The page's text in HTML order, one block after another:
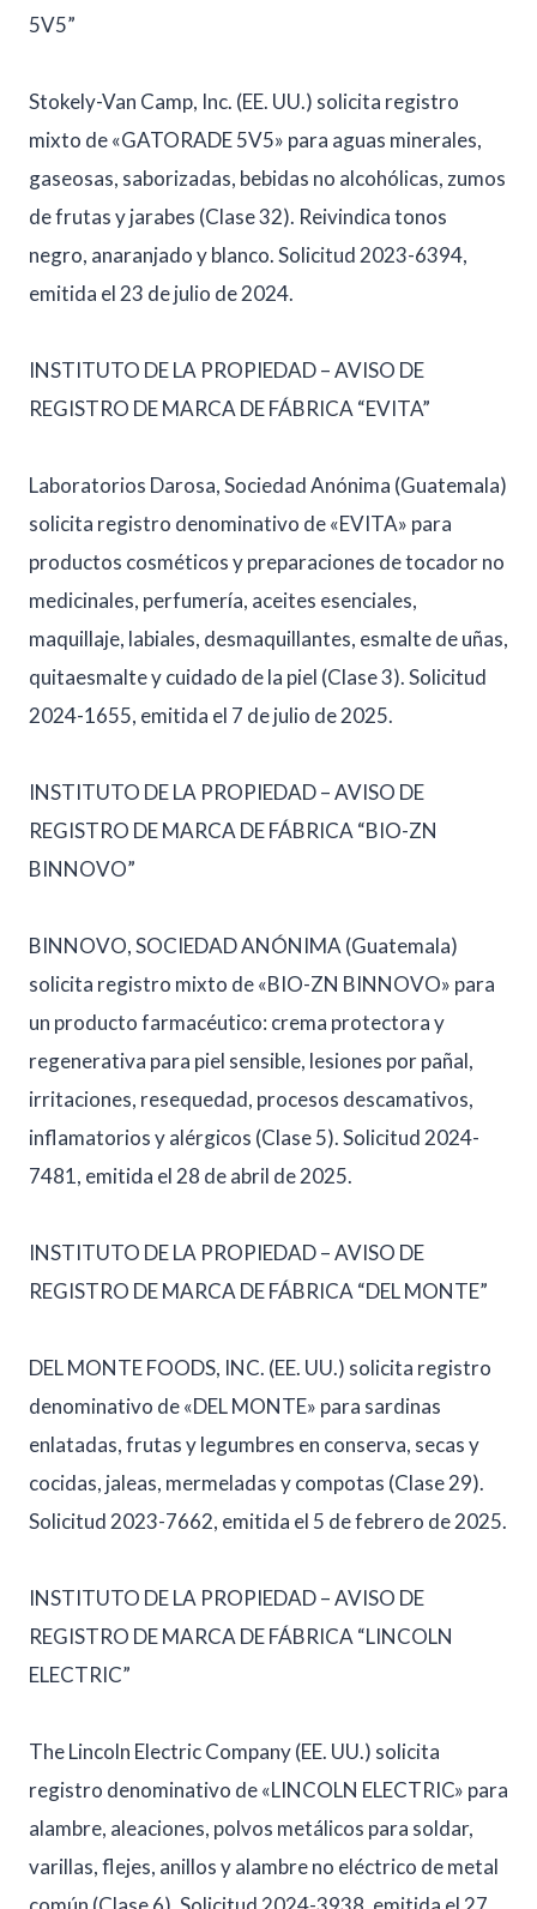
5V5”
Stokely-Van Camp, Inc. (EE. UU.) solicita registro
mixto de «GATORADE 5V5» para aguas minerales,
gaseosas, saborizadas, bebidas no alcohólicas, zumos
de frutas y jarabes (Clase 32). Reivindica tonos
negro, anaranjado y blanco. Solicitud 2023-6394,
emitida el 23 de julio de 2024.
INSTITUTO DE LA PROPIEDAD – AVISO DE
REGISTRO DE MARCA DE FÁBRICA “EVITA”
Laboratorios Darosa, Sociedad Anónima (Guatemala)
solicita registro denominativo de «EVITA» para
productos cosméticos y preparaciones de tocador no
medicinales, perfumería, aceites esenciales,
maquillaje, labiales, desmaquillantes, esmalte de uñas,
quitaesmalte y cuidado de la piel (Clase 3). Solicitud
2024-1655, emitida el 7 de julio de 2025.
INSTITUTO DE LA PROPIEDAD – AVISO DE
REGISTRO DE MARCA DE FÁBRICA “BIO-ZN
BINNOVO”
BINNOVO, SOCIEDAD ANÓNIMA (Guatemala)
solicita registro mixto de «BIO-ZN BINNOVO» para
un producto farmacéutico: crema protectora y
regenerativa para piel sensible, lesiones por pañal,
irritaciones, resequedad, procesos descamativos,
inflamatorios y alérgicos (Clase 5). Solicitud 2024-
7481, emitida el 28 de abril de 2025.
INSTITUTO DE LA PROPIEDAD – AVISO DE
REGISTRO DE MARCA DE FÁBRICA “DEL MONTE”
DEL MONTE FOODS, INC. (EE. UU.) solicita registro
denominativo de «DEL MONTE» para sardinas
enlatadas, frutas y legumbres en conserva, secas y
cocidas, jaleas, mermeladas y compotas (Clase 29).
Solicitud 2023-7662, emitida el 5 de febrero de 2025.
INSTITUTO DE LA PROPIEDAD – AVISO DE
REGISTRO DE MARCA DE FÁBRICA “LINCOLN
ELECTRIC”
The Lincoln Electric Company (EE. UU.) solicita
registro denominativo de «LINCOLN ELECTRIC» para
alambre, aleaciones, polvos metálicos para soldar,
varillas, flejes, anillos y alambre no eléctrico de metal